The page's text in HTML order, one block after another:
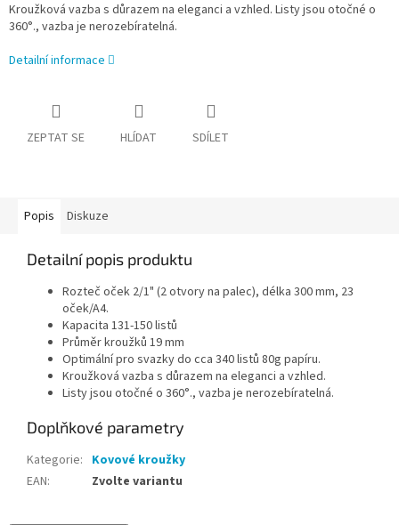
Kroužková vazba s důrazem na eleganci a vzhled. Listy jsou otočné o
360°., vazba je nerozebíratelná.
Detailní informace
ZEPTAT SE HLÍDAT SDÍLET
Popis Diskuze
Detailní popis produktu
Rozteč oček 2/1" (2 otvory na palec), délka 300 mm, 23
oček/A4.
Kapacita 131-150 listů
Průměr kroužků 19 mm
Optimální pro svazky do cca 340 listů 80g papíru.
Kroužková vazba s důrazem na eleganci a vzhled.
Listy jsou otočné o 360°., vazba je nerozebíratelná.
Doplňkové parametry
Kategorie: Kovové kroužky
EAN: Zvolte variantu